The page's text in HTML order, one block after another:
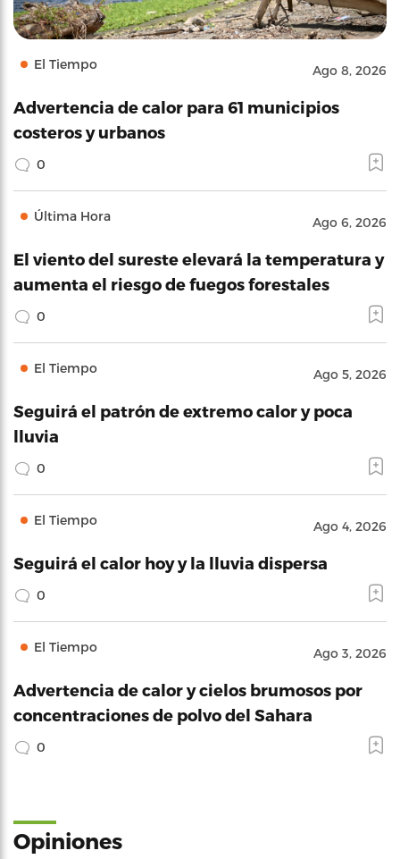
El Tiempo Ago 8, 2026
Advertencia de calor para 61 municipios
costeros y urbanos
0
Última Hora Ago 6, 2026
El viento del sureste elevará la temperatura y
aumenta el riesgo de fuegos forestales
0
El Tiempo Ago 5, 2026
Seguirá el patrón de extremo calor y poca
lluvia
0
El Tiempo Ago 4, 2026
Seguirá el calor hoy y la lluvia dispersa
0
El Tiempo Ago 3, 2026
Advertencia de calor y cielos brumosos por
concentraciones de polvo del Sahara
0
Opiniones